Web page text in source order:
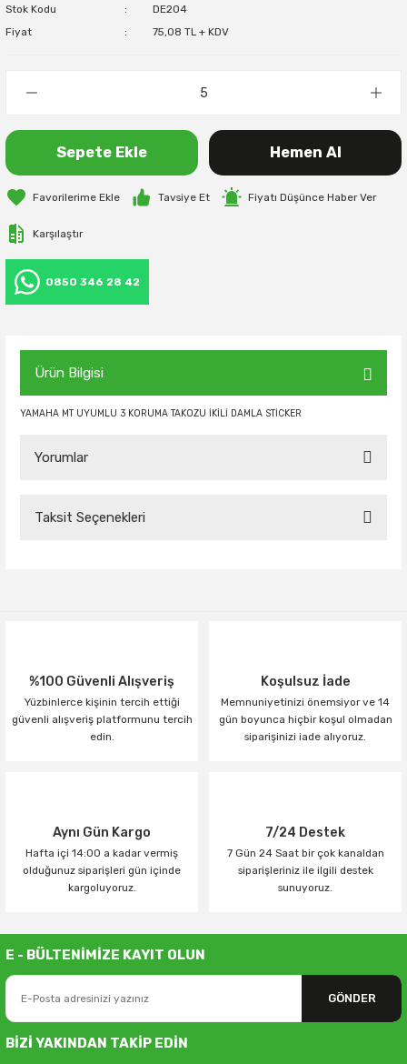
Stok Kodu
DE204
Fiyat
75,08 TL + KDV
Sepete Ekle Hemen Al
Tavsiye Et Fiyatı Düşünce Haber Ver
Karşılaştır
0850 346 28 42
Ürün Bilgisi
YAMAHA MT UYUMLU 3 KORUMA TAKOZU İKİLİ DAMLA STİCKER
Yorumlar
Taksit Seçenekleri
%100 Güvenli Alışveriş
Yüzbinlerce kişinin tercih ettiği
güvenli alışveriş platformunu tercih
edin.
Koşulsuz İade
Memnuniyetinizi önemsiyor ve 14
gün boyunca hiçbir koşul olmadan
siparişinizi iade alıyoruz.
Aynı Gün Kargo
Hafta içi 14:00 a kadar vermiş
olduğunuz siparişleri gün içinde
kargoluyoruz.
7/24 Destek
7 Gün 24 Saat bir çok kanaldan
siparişleriniz ile ilgili destek
sunuyoruz.
E - BÜLTENİMİZE KAYIT OLUN
GÖNDER
BİZİ YAKINDAN TAKİP EDİN